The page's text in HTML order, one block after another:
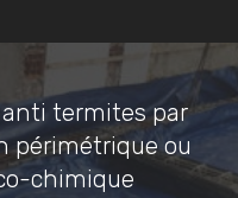
termites par
périmétrique ou
chimique